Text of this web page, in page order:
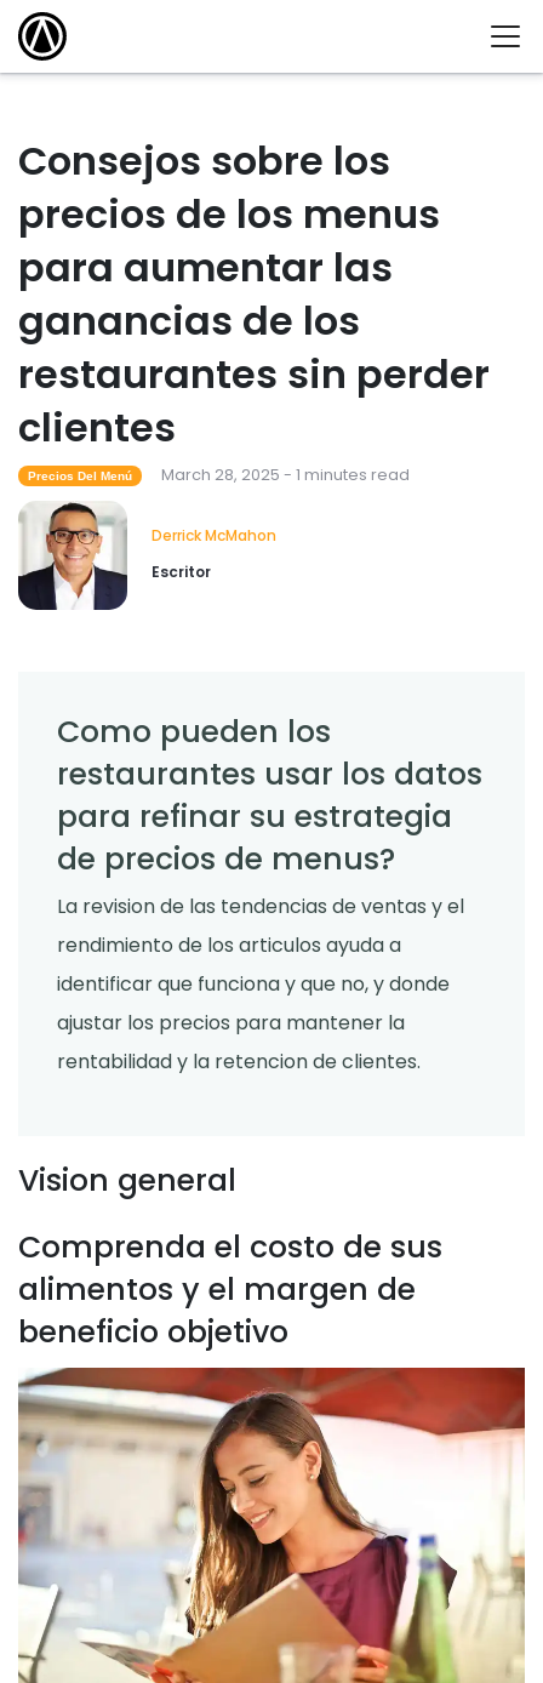
Consejos sobre los
precios de los menus
para aumentar las
ganancias de los
restaurantes sin perder
clientes
Precios Del Menú March 28, 2025 - 1 minutes read
Derrick McMahon
Escritor
Como pueden los
restaurantes usar los datos
para refinar su estrategia
de precios de menus?
La revision de las tendencias de ventas y el
rendimiento de los articulos ayuda a
identificar que funciona y que no, y donde
ajustar los precios para mantener la
rentabilidad y la retencion de clientes.
Vision general
Comprenda el costo de sus
alimentos y el margen de
beneficio objetivo